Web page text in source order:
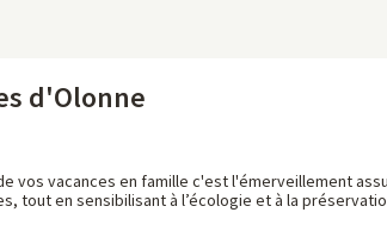
d'Olonne
vos vacances en famille c'est l'émerveillement
tout en sensibilisant à l’écologie et à la